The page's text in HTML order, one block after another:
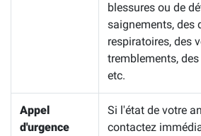
blessures ou de
saignements, des
respiratoires, des
tremblements,
etc.
Appel
d'urgence
Si l'état de votre
contactez